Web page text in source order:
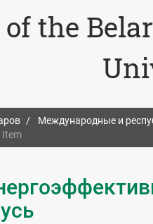
of the
Международные и
Item